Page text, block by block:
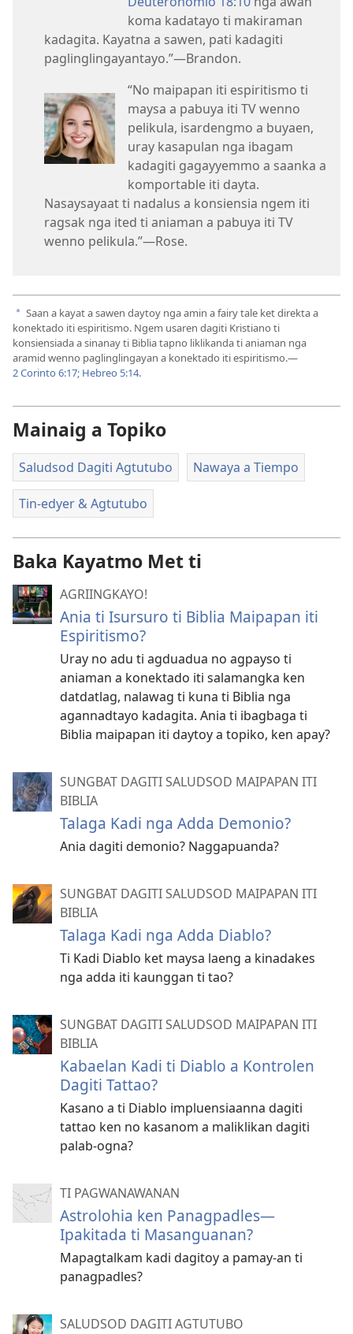
koma kadatayo ti makiraman
kadagita. Kayatna a sawen, pati kadagiti
paglinglingayantayo.”​—Brandon.
“No maipapan iti espiritismo ti
maysa a pabuya iti TV wenno
pelikula, isardengmo a buyaen,
uray kasapulan nga ibagam
kadagiti gagayyemmo a saanka a
komportable iti dayta.
Nasaysayaat ti nadalus a konsiensia ngem iti
ragsak nga ited ti aniaman a pabuya iti TV
wenno pelikula.”​—Rose.
a Saan a kayat a sawen daytoy nga amin a fairy tale ket direkta a
konektado iti espiritismo. Ngem usaren dagiti Kristiano ti
konsiensiada a sinanay ti Biblia tapno liklikanda ti aniaman nga
aramid wenno paglinglingayan a konektado iti espiritismo.​—
2 Corinto 6:17; Hebreo 5:14.
Mainaig a Topiko
Saludsod Dagiti Agtutubo Nawaya a Tiempo
Tin-edyer & Agtutubo
Baka Kayatmo Met ti
AGRIINGKAYO!
Ania ti Isursuro ti Biblia Maipapan iti
Espiritismo?
Uray no adu ti agduadua no agpayso ti
aniaman a konektado iti salamangka ken
datdatlag, nalawag ti kuna ti Biblia nga
agannadtayo kadagita. Ania ti ibagbaga ti
Biblia maipapan iti daytoy a topiko, ken apay?
SUNGBAT DAGITI SALUDSOD MAIPAPAN ITI
BIBLIA
Talaga Kadi nga Adda Demonio?
Ania dagiti demonio? Naggapuanda?
SUNGBAT DAGITI SALUDSOD MAIPAPAN ITI
BIBLIA
Talaga Kadi nga Adda Diablo?
Ti Kadi Diablo ket maysa laeng a kinadakes
nga adda iti kaunggan ti tao?
SUNGBAT DAGITI SALUDSOD MAIPAPAN ITI
BIBLIA
Kabaelan Kadi ti Diablo a Kontrolen
Dagiti Tattao?
Kasano a ti Diablo impluensiaanna dagiti
tattao ken no kasanom a maliklikan dagiti
palab-ogna?
TI PAGWANAWANAN
Astrolohia ken Panagpadles​—
Ipakitada ti Masanguanan?
Mapagtalkam kadi dagitoy a pamay-an ti
panagpadles?
SALUDSOD DAGITI AGTUTUBO